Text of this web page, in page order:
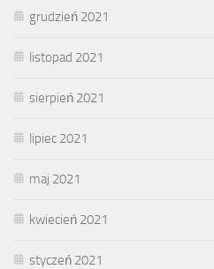
grudzień 2021
listopad 2021
sierpień 2021
lipiec 2021
maj 2021
kwiecień 2021
styczeń 2021